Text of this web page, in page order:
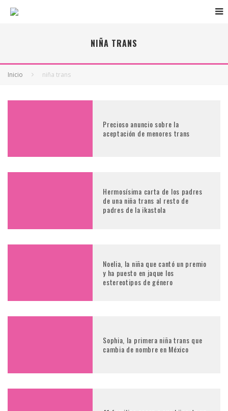
NIÑA TRANS
Inicio niña trans
Precioso anuncio sobre la
aceptación de menores trans
Hermosísima carta de los padres
de una niña trans al resto de
padres de la ikastola
Noelia, la niña que cantó un premio
y ha puesto en jaque los
estereotipos de género
Sophia, la primera niña trans que
cambia de nombre en México